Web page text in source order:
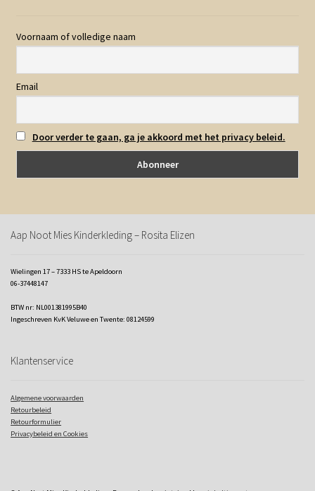
Voornaam of volledige naam
Email
Door verder te gaan, ga je akkoord met het privacy beleid.
Aap Noot Mies Kinderkleding – Rosita Elizen
Wielingen 17 – 7333 HS te Apeldoorn
06-37448147
BTW nr: NL001381995B40
Ingeschreven KvK Veluwe en Twente: 08124599
Klantenservice
Algemene voorwaarden
Retourbeleid
Retourformulier
Privacybeleid en Cookies